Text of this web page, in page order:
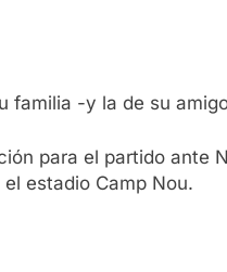
-y la de su
para el partido ante
estadio Camp Nou.